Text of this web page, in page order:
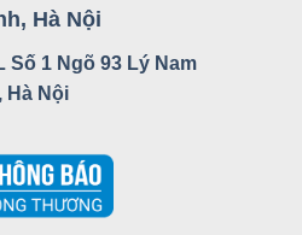
Hà Nội
Số 1 Ngõ 93 Lý Nam
Hà Nội